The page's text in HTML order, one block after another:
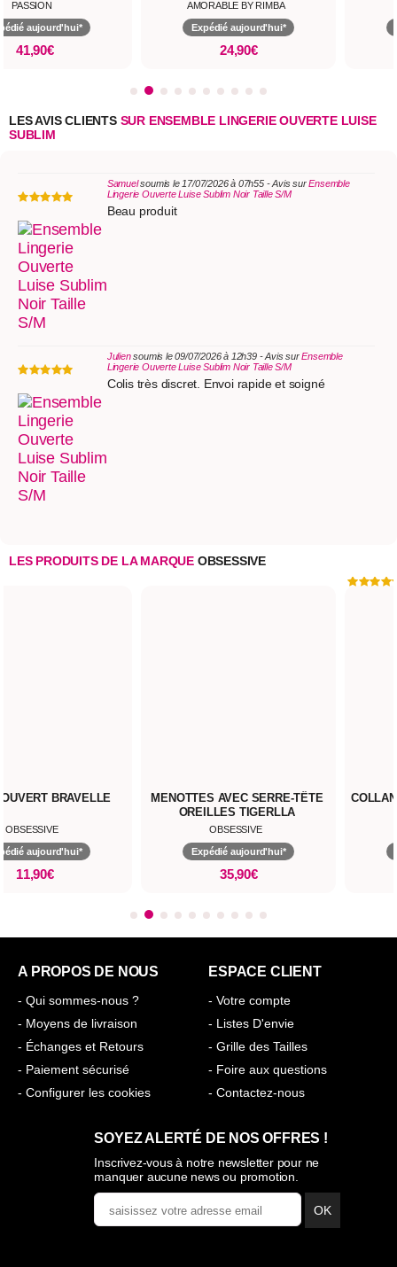
PASSION
aujourd'hui*
41,90€
AMORABLE BY RIMBA
Expédié aujourd'hui*
24,90€
LES AVIS CLIENTSSUR ENSEMBLE LINGERIE OUVERTE LUISE
SUBLIM
Samuelsoumis le 17/07/2026 à 07h55 - Avis surEnsemble
Lingerie Ouverte Luise Sublim Noir Taille S/M
Beau produit
Juliensoumis le 09/07/2026 à 12h39 - Avis surEnsemble
Lingerie Ouverte Luise Sublim Noir Taille S/M
Colis très discret. Envoi rapide et soigné
LES PRODUITS DE LA MARQUE OBSESSIVE
MENOTTES AVEC SERRE-TÊTE
OREILLES TIGERLLA
OBSESSIVE
Expédié aujourd'hui*
35,90€
A PROPOS DE NOUS
- Qui sommes-nous ?
- Moyens de livraison
- Échanges et Retours
- Paiement sécurisé
- Configurer les cookies
ESPACE CLIENT
- Votre compte
- Listes D'envie
- Grille des Tailles
- Foire aux questions
- Contactez-nous
SOYEZ ALERTÉ DE NOS OFFRES !
Inscrivez-vous à notre newsletter pour ne
manquer aucune news ou promotion.
OK